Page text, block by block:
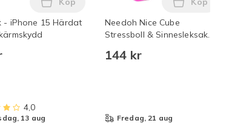
Glas Transparent i varukorgen
17 Pro - Härdat Glas Skärmskydd Transparent i
- iPhone 15 Härdat
Lägg till 3-Pack - iPhone 15 Härdat Glas
4,0
13 aug
Needoh Nice Cube
Stressboll & Sinnesleksak
144 kr
Lägg till
fredag, 21 aug